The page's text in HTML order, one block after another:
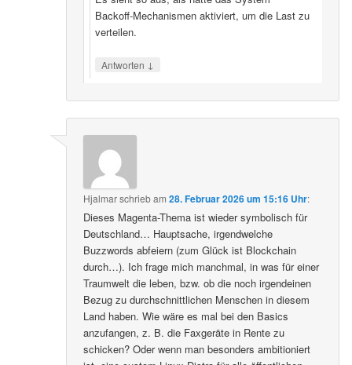
Backoff‑Mechanismen aktiviert, um die Last zu
verteilen.
Antworten ↓
Hjalmarschriebam28. Februar 2026 um 15:16 Uhr:
Dieses Magenta-Thema ist wieder symbolisch für
Deutschland… Hauptsache, irgendwelche
Buzzwords abfeiern (zum Glück ist Blockchain
durch…). Ich frage mich manchmal, in was für einer
Traumwelt die leben, bzw. ob die noch irgendeinen
Bezug zu durchschnittlichen Menschen in diesem
Land haben. Wie wäre es mal bei den Basics
anzufangen, z. B. die Faxgeräte in Rente zu
schicken? Oder wenn man besonders ambitioniert